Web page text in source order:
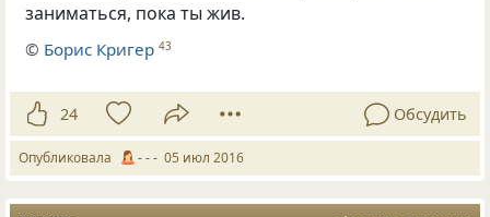
заниматься, пока ты жив.
© Борис Кригер 43
24 Обсудить
Опубликовала - - - 05 июл 2016